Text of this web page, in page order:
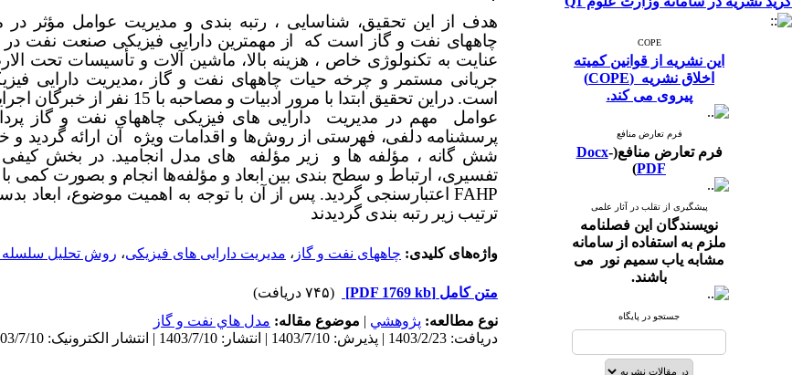
COPE
این نشریه از قوانین کمیته
اخلاق نشریه (COPE)
پیروی می کند.
فرم تعارض منافع
فرم تعارض منافع( Docx-
PDF
)
پیشگیری از تقلب در آثار علمی
نویسندگان این فصلنامه
ملزم به استفاده از سامانه
مشابه یاب سمیم نور می
باشند.
جستجو در پایگاه
هدف از این تحقیق، شناسایی ، رتبه بندی و مدیریت عوامل مؤثر در
چاههای نفت و گاز است که
از مهمترین دارایی فیزیکی صنعت نفت
عنایت به تکنولوژی خاص ، هزینه بالا، ماشین آلات و تأسیسات تحت
جریانی مستمر و چرخه حیات چاههای نفت و گاز ،مدیریت دارایی
است. دراین تحقیق ابتدا با مرور
عوامل مهم در مدیریت دارایی های فیزیکی چاههای نفت و گاز
پرسشنامه دلفی، فهرستی از روش‌ها و اقدامات ویژه آن ارائه گردید و
شش گانه ، مؤلفه ها و زیر مؤلفه های مدل انجامید. در بخش کیفی
تفسیری، ارتباط و سطح بندی بین ابعاد و مؤلفه‌ها انجام و بصورت کمی
اعتبارسنجی گردید. پس از آن با توجه به اهمیت موضوع، ابعادFAHP
ترتیب زیر رتبه بندی گردیدند
واژه‌های کلیدی: چاههای نفت و گاز ، مدیریت دارایی های فیزیکی، روش تحلیل سلسله
متن کامل [PDF 1769 kb]
(۷۴۵ دریافت)
نوع مطالعه: پژوهشي | موضوع مقاله: مدل هاي نفت و گاز
دریافت: 1403/2/23 | پذیرش: 1403/7/10 | انتشار: 1403/7/10 | انتشار الکترونیک: 1403/7/10